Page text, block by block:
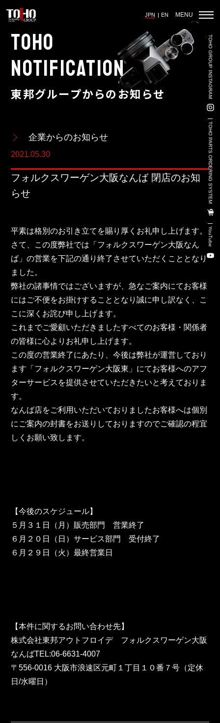
JPN EN MENU
ホーム
輸入車部品事業
中古車販売事業
陸上養殖事業
新卒・キャリア採用コンサルティング事業
人材紹介事業
DX事業
株式会社 東邦ホールディングス
東邦自動車 株式会社
株式会社 東邦アウトフロイデ
株式会社 ワールドパーツ
株式会社 ソナティック
東邦グループの採用情報
お問い合わせ
TOHO PARTS ORDERING SYSTEM
TOHO GROUP INSTAGRAM
TOHO PARTS ORDERING SYSTEM
YouTube
TOHO
NOTIFICATION
東邦グループからのお知らせ
企業からのお知らせ
2021.05.30
フォルクスワーゲン大阪なんば 閉店のお知
らせ
平素は格別のお引き立てを賜り厚くお礼申し上げます。
さて、この度弊社では「フォルクスワーゲン大阪なん
ば」の営業を下記の通り終了させていただくこととなり
ました。
弊社の諸事情ではございますが、急なご案内にてお客様
にはご不便をお掛けすることとなり誠に申し訳なく、こ
こに深くお詫び申し上げます。
これまでご愛顧いただきましたすべてのお客様・関係者
の皆様に心よりお礼申し上げます。
この度の営業終了にあたり、今後は弊社が運営しており
ます「フォルクスワーゲン大阪東」にてお客様へのアフ
ターサービスを提供させていただきたいと考えておりま
す。
なんば店をご利用いただいておりましたお客様へは個別
にご案内の封書をお送りしておりますのでご確認の程宜
しくお願い致します。
【今後のスケジュール】
５月３１日（月）販売部門　営業終了
６月２０日（日）サービス部門　受付終了
６月２９日（火）最終営業日
【本件に関するお問い合わせ先】
株式会社東邦アウトフロイデ　フォルクスワーゲン大阪
なんばTEL:06-6631-4007
〒556-0016 大阪市浪速区元町１丁目１０番７号（定休
日/水曜日）